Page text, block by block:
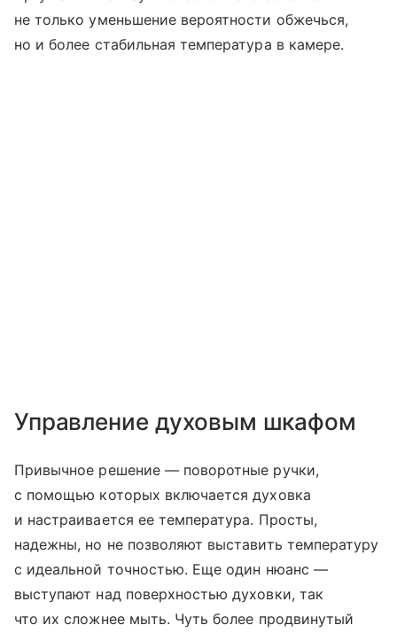
не только уменьшение вероятности обжечься,
но и более стабильная температура в камере.
Управление духовым шкафом
Привычное решение — поворотные ручки,
с помощью которых включается духовка
и настраивается ее температура. Просты,
надежны, но не позволяют выставить температуру
с идеальной точностью. Еще один нюанс —
выступают над поверхностью духовки, так
что их сложнее мыть. Чуть более продвинутый